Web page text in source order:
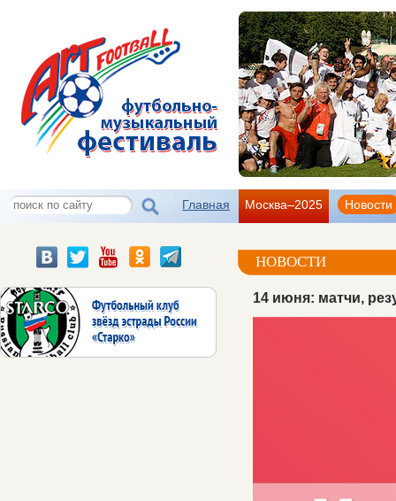
Главная Москва–2025 Новости
НОВОСТИ
14 июня: матчи,